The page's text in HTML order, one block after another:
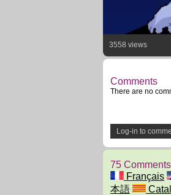
3558 views
Comments
There are no
Log-in to
75
Français
本語